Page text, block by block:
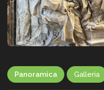
Panoramica Galleria